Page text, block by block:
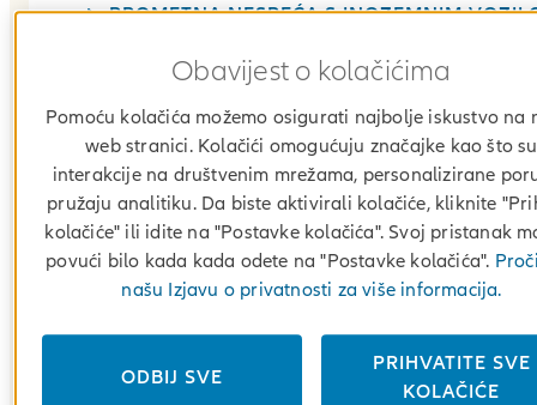
PROMETNA NESREĆA S INOZEMNIM
NAKNADNI IZVID ŠTETE
OBRAZAC ZA DOSTAVU RAČUNA
Obavijest o kolačićima
Pomoću kolačića možemo osigurati najbolje iskustvo na
web stranici. Kolačići omogućuju značajke kao što su
interakcije na društvenim mrežama, personalizirane
pružaju analitiku. Da biste aktivirali kolačiće, kliknite
kolačiće" ili idite na "Postavke kolačića". Svoj pristanak
povući bilo kada kada odete na "Postavke kolačića".
našu Izjavu o privatnosti za više informacija.
ODBIJ SVE
PRIHVATITE SVE
KOLAČIĆE